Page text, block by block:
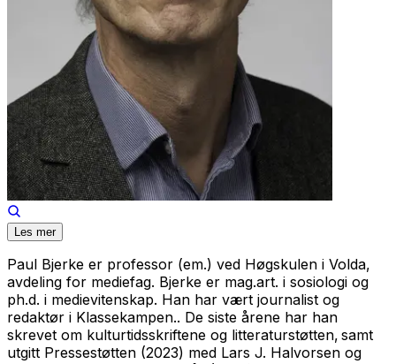
Les mer
Paul Bjerke er professor (em.) ved Høgskulen i Volda,
avdeling for mediefag. Bjerke er mag.art. i sosiologi og
ph.d. i medievitenskap. Han har vært journalist og
redaktør i Klassekampen.. De siste årene har han
skrevet om kulturtidsskriftene og litteraturstøtten, samt
utgitt Pressestøtten (2023) med Lars J. Halvorsen og